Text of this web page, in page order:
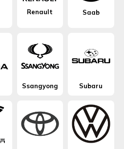
Renault Saab
Ssangyong Subaru